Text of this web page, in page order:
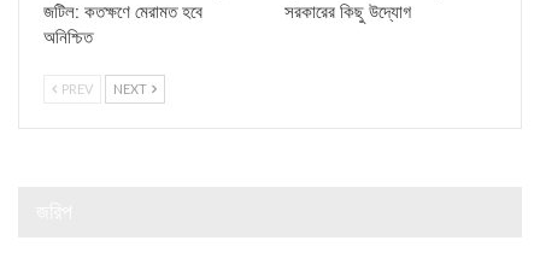
জটিল: কতক্ষণে মেরামত হবে
অনিশ্চিত
সরকারের কিছু উদ্যোগ
PREV NEXT